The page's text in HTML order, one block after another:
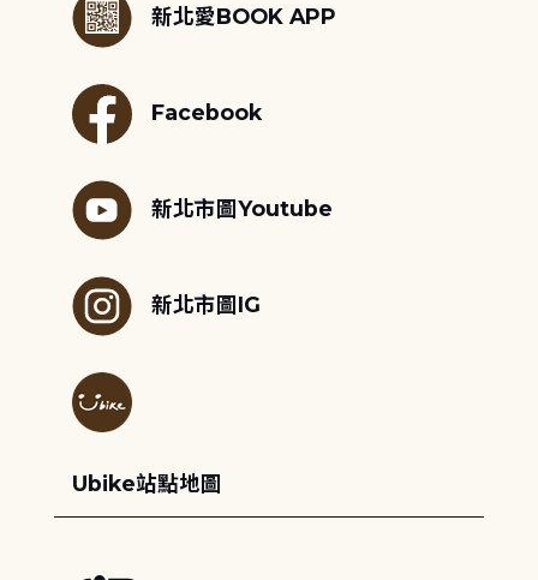
新北愛BOOK APP
Facebook
新北市圖Youtube
新北市圖IG
Ubike站點地圖